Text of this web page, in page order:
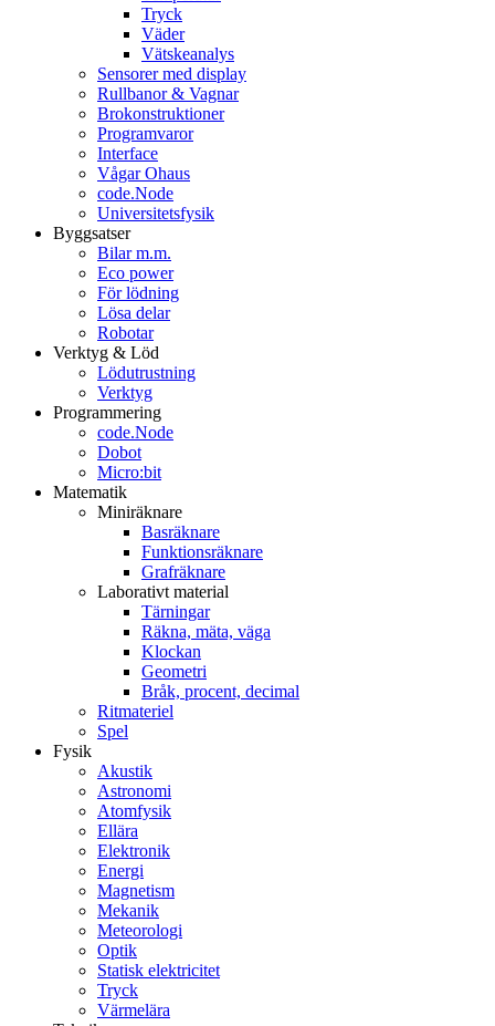
Tryck
Väder
Vätskeanalys
Sensorer med display
Rullbanor & Vagnar
Brokonstruktioner
Programvaror
Interface
Vågar Ohaus
code.Node
Universitetsfysik
Byggsatser
Bilar m.m.
Eco power
För lödning
Lösa delar
Robotar
Verktyg & Löd
Lödutrustning
Verktyg
Programmering
code.Node
Dobot
Micro:bit
Matematik
Miniräknare
Basräknare
Funktionsräknare
Grafräknare
Laborativt material
Tärningar
Räkna, mäta, väga
Klockan
Geometri
Bråk, procent, decimal
Ritmateriel
Spel
Fysik
Akustik
Astronomi
Atomfysik
Ellära
Elektronik
Energi
Magnetism
Mekanik
Meteorologi
Optik
Statisk elektricitet
Tryck
Värmelära